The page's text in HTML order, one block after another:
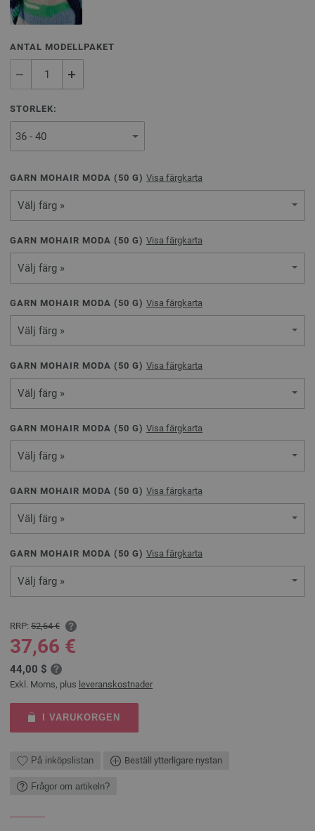
ANTAL MODELLPAKET
STORLEK:
GARN MOHAIR MODA ( 50 G) Visa färgkarta
Välj färg »
GARN MOHAIR MODA ( 50 G) Visa färgkarta
Välj färg »
GARN MOHAIR MODA ( 50 G) Visa färgkarta
Välj färg »
GARN MOHAIR MODA ( 50 G) Visa färgkarta
Välj färg »
GARN MOHAIR MODA ( 50 G) Visa färgkarta
Välj färg »
GARN MOHAIR MODA ( 50 G) Visa färgkarta
Välj färg »
GARN MOHAIR MODA ( 50 G) Visa färgkarta
Välj färg »
RRP: 52,64 €
37,66 €
44,00 $
Exkl. Moms, plus leveranskostnader
I VARUKORGEN
På inköpslistan Beställ ytterligare nystan
Frågor om artikeln?